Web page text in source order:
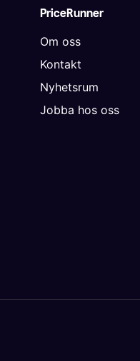
PriceRunner
Om oss
Kontakt
Nyhetsrum
Jobba hos oss